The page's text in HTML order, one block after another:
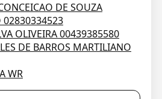
DE SOUZA
02830334523
OLIVEIRA 00439385580
DE BARROS MARTILIANO
WR